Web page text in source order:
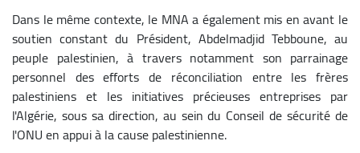
Dans le même contexte, le MNA a également mis en avant le
soutien constant du Président, Abdelmadjid Tebboune, au
peuple palestinien, à travers notamment son parrainage
personnel des efforts de réconciliation entre les frères
palestiniens et les initiatives précieuses entreprises par
l'Algérie, sous sa direction, au sein du Conseil de sécurité de
l'ONU en appui à la cause palestinienne.